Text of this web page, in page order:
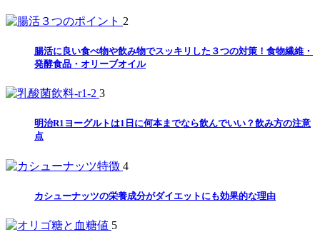
2
腸活に良い食べ物や飲み物でスッキリした３つの対策！食物繊維・
発酵食品・オリーブオイル
3
明治R1ヨーグルトは1日に何本までなら飲んでいい？飲み方の注意
点
4
カシューナッツの栄養成分がダイエットにも効果的な理由
5